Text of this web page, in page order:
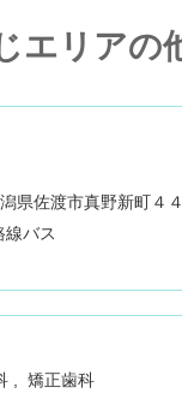
エリアの
県佐渡市真野新町４
線バス
矯正歯科